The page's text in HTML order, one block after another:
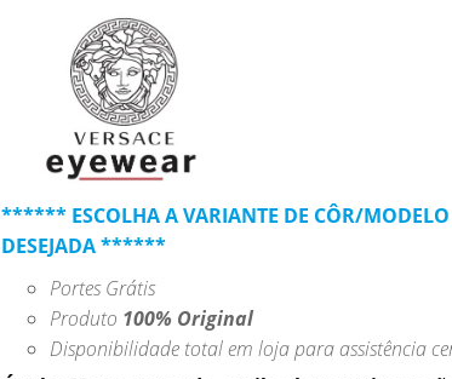
****** ESCOLHA A VARIANTE DE CÔR/MODELO
DESEJADA ******
Portes Grátis
Produto 100% Original
Disponibilidade total em loja para assistência